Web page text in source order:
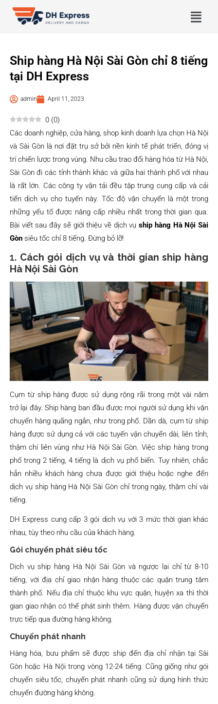
Ship hàng Hà Nội Sài Gòn chỉ 8 tiếng
tại DH Express
admin April 11, 2023
0 (0)
Các doanh nghiệp, cửa hàng, shop kinh doanh lựa chọn Hà Nội
và Sài Gòn là nơi đặt trụ sở bởi nền kinh tế phát triển, đóng vị
trí chiến lược trong vùng. Nhu cầu trao đổi hàng hóa từ Hà Nội,
Sài Gòn đi các tỉnh thành khác và giữa hai thành phố với nhau
là rất lớn. Các công ty vận tải đều tập trung cung cấp và cải
tiến dịch vụ cho tuyến này. Tốc độ vận chuyển là một trong
những yếu tố được nâng cấp nhiều nhất trong thời gian qua.
Bài viết sau đây sẽ giới thiệu về dịch vụ ship hàng Hà Nội Sài
Gòn siêu tốc chỉ 8 tiếng. Đừng bỏ lỡ!
1. Cách gói dịch vụ và thời gian ship hàng
Hà Nội Sài Gòn
Cụm từ ship hàng được sử dụng rộng rãi trong một vài năm
trở lại đây. Ship hàng ban đầu được mọi người sử dụng khi vận
chuyển hàng quãng ngắn, như trong phố. Dần dà, cụm từ ship
hàng được sử dụng cả với các tuyến vận chuyển dài, liên tỉnh,
thậm chí liên vùng như Hà Nội Sài Gòn. Việc ship hàng trong
phố trong 2 tiếng, 4 tiếng là dịch vụ phổ biến. Tuy nhiên, chắc
hẳn nhiều khách hàng chưa được giới thiệu hoặc nghe đến
dịch vụ ship hàng Hà Nội Sài Gòn chỉ trong ngày, thậm chí vài
tiếng.
DH Express cung cấp 3 gói dịch vụ với 3 mức thời gian khác
nhau, tùy theo nhu cầu của khách hàng.
Gói chuyển phát siêu tốc
Dịch vụ ship hàng Hà Nội Sài Gòn và ngược lại chỉ từ 8-10
tiếng, với địa chỉ giao nhận hàng thuộc các quận trung tâm
thành phố. Nếu địa chỉ thuộc khu vực quận, huyện xa thì thời
gian giao nhận có thể phát sinh thêm. Hàng được vận chuyển
trực tiếp qua đường hàng không.
Chuyển phát nhanh
Hàng hóa, bưu phẩm sẽ được ship đến địa chỉ nhận tại Sài
Gòn hoặc Hà Nội trong vòng 12-24 tiếng. Cũng giống như gói
chuyển siêu tốc, chuyển phát nhanh cũng sử dụng hình thức
chuyển đường hàng không.